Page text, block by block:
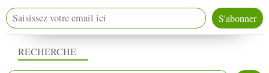
RECHERCHE